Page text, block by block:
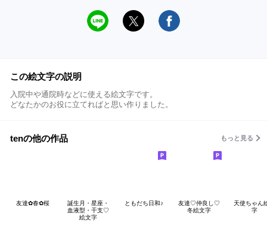
この絵文字の説明
入院中や通院時などに使える絵文字です。
どなたかのお役に立てればと思い作りました。
tenの他の作品 もっと見る
友達✿春✿桜
誕生月・星座・
血液型・干支♡
絵文字
ともだち日和♪
友達♡仲良し♡
冬絵文字
天使ちゃん
字